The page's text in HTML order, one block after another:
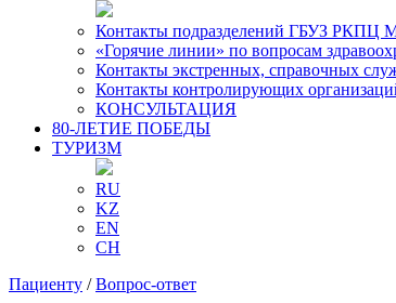
Контакты подразделений ГБУЗ
«Горячие линии» по вопросам
Контакты экстренных, справочных
Контакты контролирующих
КОНСУЛЬТАЦИЯ
80-ЛЕТИЕ ПОБЕДЫ
ТУРИЗМ
RU
KZ
EN
CH
Пациенту /Вопрос-ответ